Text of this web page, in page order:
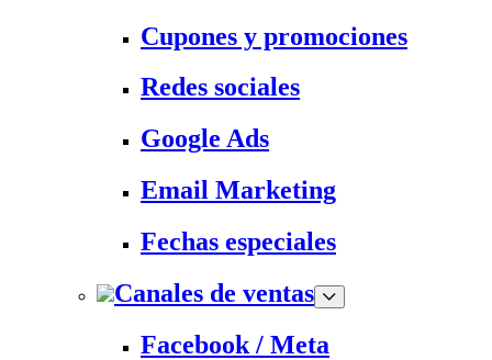
Cupones y promociones
Redes sociales
Google Ads
Email Marketing
Fechas especiales
Canales de ventas
Facebook / Meta